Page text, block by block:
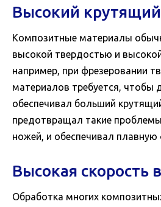
Высокий
Композитные материалы
высокой твердостью и
например, при фрезеровании
материалов требуется, чтобы
обеспечивал больший
предотвращал такие
ножей, и обеспечивал плавную
Высокая скорость
Обработка многих